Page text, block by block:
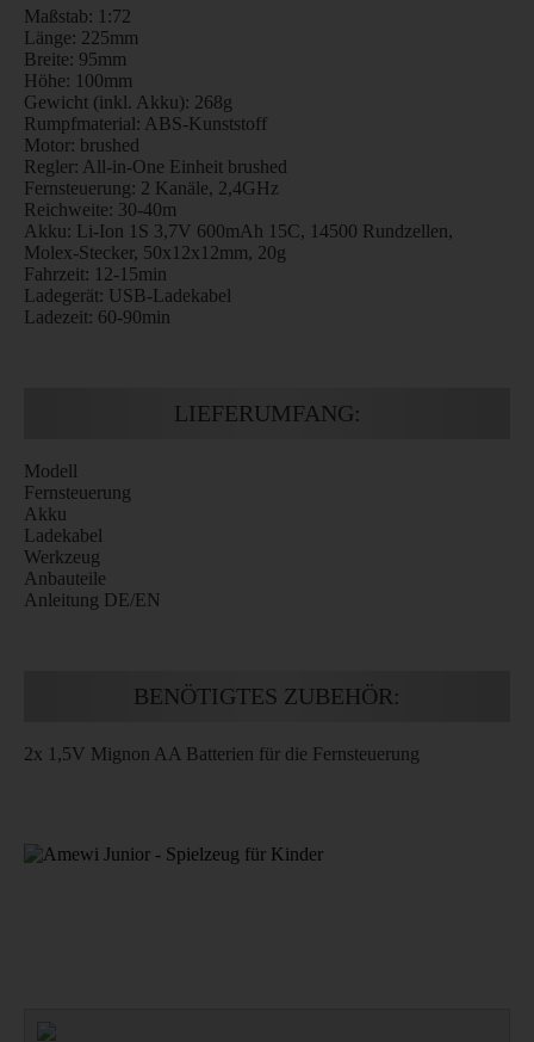
Maßstab: 1:72
Länge: 225mm
Breite: 95mm
Höhe: 100mm
Gewicht (inkl. Akku): 268g
Rumpfmaterial: ABS-Kunststoff
Motor: brushed
Regler: All-in-One Einheit brushed
Fernsteuerung: 2 Kanäle, 2,4GHz
Reichweite: 30-40m
Akku: Li-Ion 1S 3,7V 600mAh 15C, 14500 Rundzellen,
Molex-Stecker, 50x12x12mm, 20g
Fahrzeit: 12-15min
Ladegerät: USB-Ladekabel
Ladezeit: 60-90min
LIEFERUMFANG:
Modell
Fernsteuerung
Akku
Ladekabel
Werkzeug
Anbauteile
Anleitung DE/EN
BENÖTIGTES ZUBEHÖR:
2x 1,5V Mignon AA Batterien für die Fernsteuerung